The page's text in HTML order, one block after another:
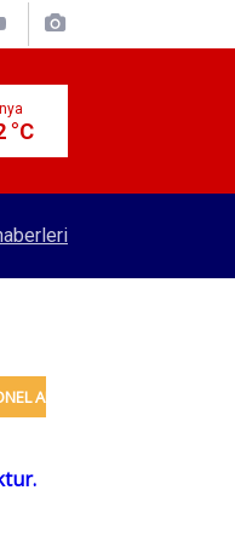
°C